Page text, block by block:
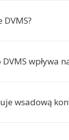
wpływa
wsadową